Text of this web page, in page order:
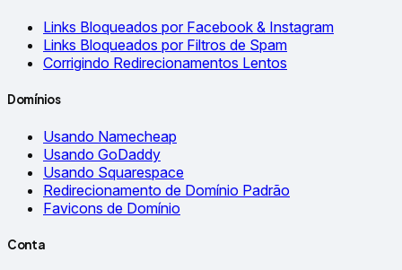
Links Bloqueados por Facebook & Instagram
Links Bloqueados por Filtros de Spam
Corrigindo Redirecionamentos Lentos
Domínios
Usando Namecheap
Usando GoDaddy
Usando Squarespace
Redirecionamento de Domínio Padrão
Favicons de Domínio
Conta